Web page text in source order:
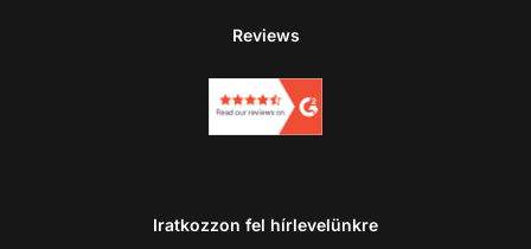
Reviews
Iratkozzon fel hírlevelünkre